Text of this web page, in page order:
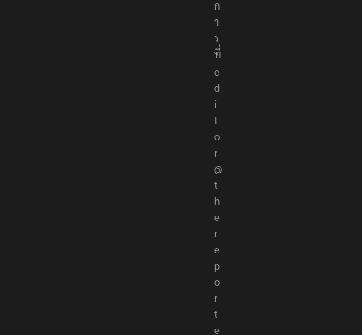
ก
า
ร
ที่
e
d
i
t
o
r
@
t
h
e
r
e
p
o
r
t
e